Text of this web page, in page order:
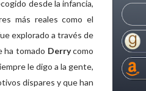
desde la infancia,
más reales como el
explorado a través de
ha tomado Derrycomo
le digo a la gente,
dispares y que han